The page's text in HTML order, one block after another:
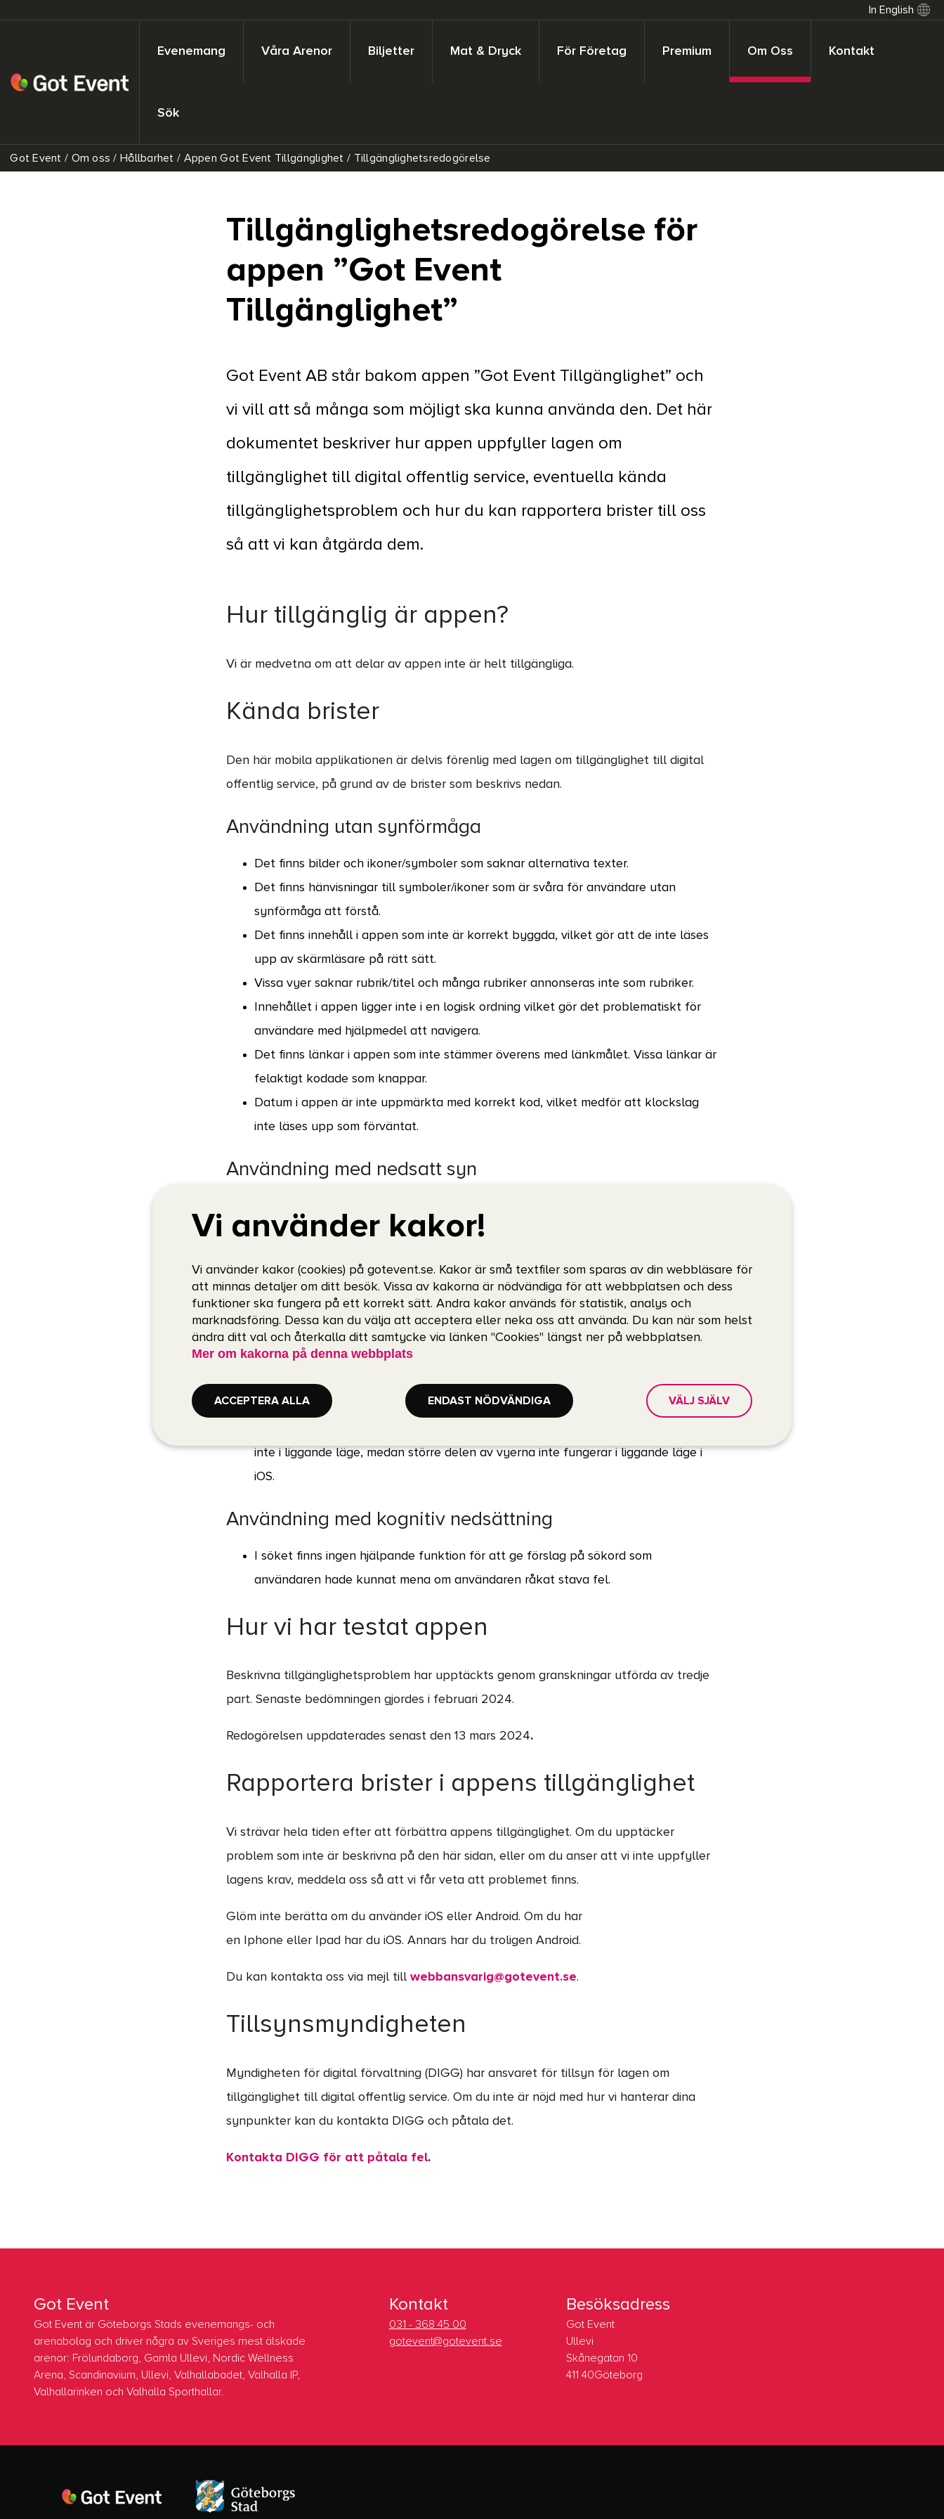
In English
Evenemang Våra Arenor Biljetter Mat & Dryck För Företag Premium Om Oss Kontakt
Sök
Got Event / Om oss / Hållbarhet / Appen Got Event Tillgänglighet / Tillgänglighetsredogörelse
Tillgänglighetsredogörelse för
appen ”Got Event
Tillgänglighet”
Got Event AB står bakom appen ”Got Event Tillgänglighet” och
vi vill att så många som möjligt ska kunna använda den. Det här
dokumentet beskriver hur appen uppfyller lagen om
tillgänglighet till digital offentlig service, eventuella kända
tillgänglighetsproblem och hur du kan rapportera brister till oss
så att vi kan åtgärda dem.
Hur tillgänglig är appen?
Vi är medvetna om att delar av appen inte är helt tillgängliga.
Kända brister
Den här mobila applikationen är delvis förenlig med lagen om tillgänglighet till digital
offentlig service, på grund av de brister som beskrivs nedan.
Användning utan synförmåga
Det finns bilder och ikoner/symboler som saknar alternativa texter.
Det finns hänvisningar till symboler/ikoner som är svåra för användare utan
synförmåga att förstå.
Det finns innehåll i appen som inte är korrekt byggda, vilket gör att de inte läses
upp av skärmläsare på rätt sätt.
Vissa vyer saknar rubrik/titel och många rubriker annonseras inte som rubriker.
Innehållet i appen ligger inte i en logisk ordning vilket gör det problematiskt för
användare med hjälpmedel att navigera.
Det finns länkar i appen som inte stämmer överens med länkmålet. Vissa länkar är
felaktigt kodade som knappar.
Datum i appen är inte uppmärkta med korrekt kod, vilket medför att klockslag
inte läses upp som förväntat.
Användning med nedsatt syn
Det finns innehåll som knappar och ikoner som inte har tillräckligt hög kontrast
Det finns texter i appen som inte förstoras vid ökad textstorlek via
operativsystemens inställningar.
Med förstorad text går det inte komma åt längre ord utan att behöva skrolla
horisontellt.
Användning med nedsatt rörlighet, finmotorik eller styrka
inte i liggande läge, medan större delen av vyerna inte fungerar i liggande läge i
iOS.
Användning med kognitiv nedsättning
I söket finns ingen hjälpande funktion för att ge förslag på sökord som
användaren hade kunnat mena om användaren råkat stava fel.
Hur vi har testat appen
Beskrivna tillgänglighetsproblem har upptäckts genom granskningar utförda av tredje
part. Senaste bedömningen gjordes i februari 2024.
Redogörelsen uppdaterades senast den 13 mars 2024.
Rapportera brister i appens tillgänglighet
Vi strävar hela tiden efter att förbättra appens tillgänglighet. Om du upptäcker
problem som inte är beskrivna på den här sidan, eller om du anser att vi inte uppfyller
lagens krav, meddela oss så att vi får veta att problemet finns.
Glöm inte berätta om du använder iOS eller Android. Om du har
en Iphone eller Ipad har du iOS. Annars har du troligen Android.
Du kan kontakta oss via mejl till webbansvarig@gotevent.se.
Tillsynsmyndigheten
Myndigheten för digital förvaltning (DIGG) har ansvaret för tillsyn för lagen om
tillgänglighet till digital offentlig service. Om du inte är nöjd med hur vi hanterar dina
synpunkter kan du kontakta DIGG och påtala det.
Kontakta DIGG för att påtala fel.
Vi använder kakor!
Vi använder kakor (cookies) på gotevent.se. Kakor är små textfiler som sparas av din webbläsare för
att minnas detaljer om ditt besök. Vissa av kakorna är nödvändiga för att webbplatsen och dess
funktioner ska fungera på ett korrekt sätt. Andra kakor används för statistik, analys och
marknadsföring. Dessa kan du välja att acceptera eller neka oss att använda. Du kan när som helst
ändra ditt val och återkalla ditt samtycke via länken "Cookies" längst ner på webbplatsen.
Mer om kakorna på denna webbplats
ACCEPTERA ALLA ENDAST NÖDVÄNDIGA VÄLJ SJÄLV
Got Event
Got Event är Göteborgs Stads evenemangs- och
arenabolag och driver några av Sveriges mest älskade
arenor: Frölundaborg, Gamla Ullevi, Nordic Wellness
Arena, Scandinavium, Ullevi, Valhallabadet, Valhalla IP,
Valhallarinken och Valhalla Sporthallar.
Kontakt
031 - 368 45 00
gotevent@gotevent.se
Besöksadress
Got Event
Ullevi
Skånegatan 10
411 40Göteborg